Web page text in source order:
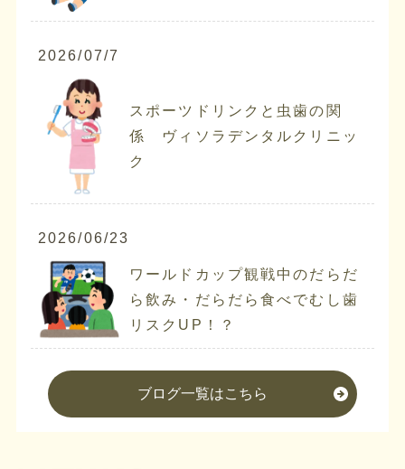
2026/07/7
スポーツドリンクと虫歯の関
係 ヴィソラデンタルクリニッ
ク
2026/06/23
ワールドカップ観戦中のだらだ
ら飲み・だらだら食べでむし歯
リスクUP！？
ブログ一覧はこちら